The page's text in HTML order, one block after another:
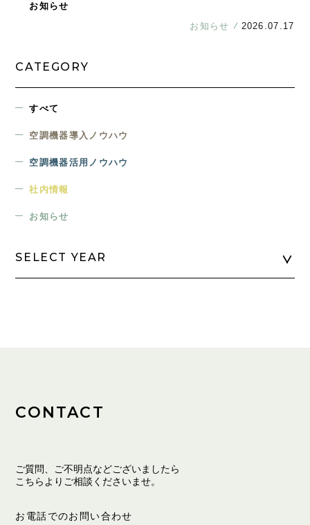
お知らせ
お知らせ
2026.07.17
CATEGORY
すべて
空調機器導入ノウハウ
空調機器活用ノウハウ
社内情報
お知らせ
SELECT YEAR
CONTACT
ご質問、ご不明点などございましたら
こちらよりご相談くださいませ。
お電話でのお問い合わせ